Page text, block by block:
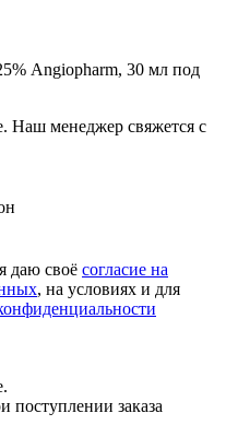
Angiopharm, 30 мл под
Наш менеджер свяжется с
даю своё согласие на
, на условиях и для
поступлении заказа